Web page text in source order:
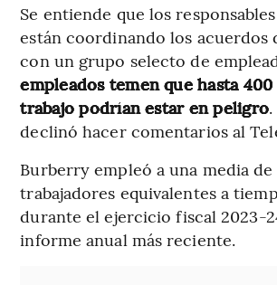
Se entiende que los
están coordinando los acuerdos
con un grupo selecto de
empleados temen que hasta
trabajo podrían estar en peligro
declinó hacer comentarios al
Burberry empleó a una media de
trabajadores equivalentes a
durante el ejercicio fiscal 2023-
informe anual más reciente.